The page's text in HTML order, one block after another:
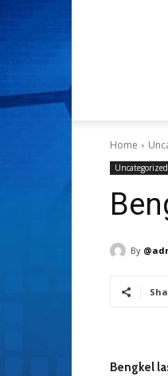
Home
Uncategorized
By
Bengkel